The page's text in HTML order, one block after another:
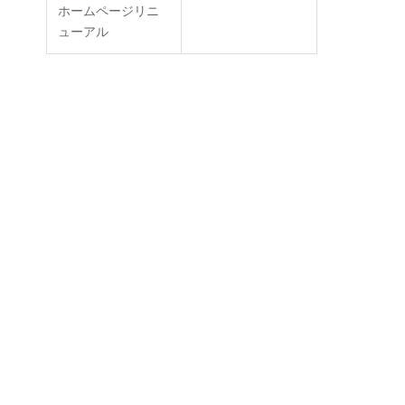
ホームページリニ
ューアル